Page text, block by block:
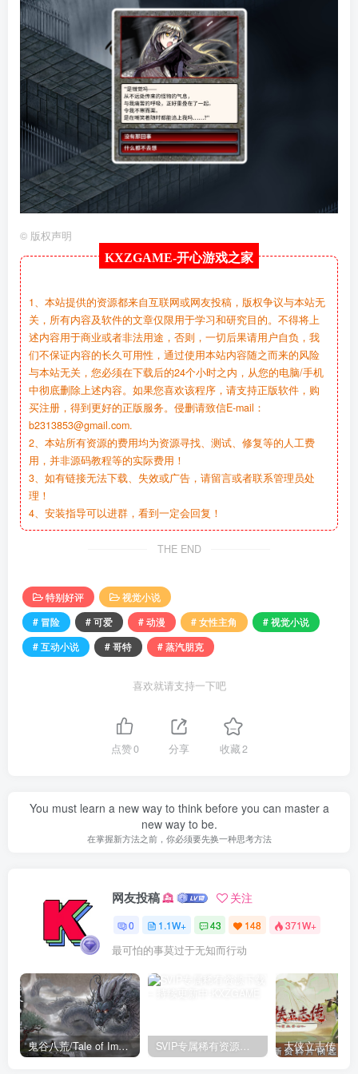
© 版权声明
KXZGAME-开心游戏之家
1、本站提供的资源都来自互联网或网友投稿，版权争议与本站无
关，所有内容及软件的文章仅限用于学习和研究目的。不得将上
述内容用于商业或者非法用途，否则，一切后果请用户自负，我
们不保证内容的长久可用性，通过使用本站内容随之而来的风险
与本站无关，您必须在下载后的24个小时之内，从您的电脑/手机
中彻底删除上述内容。如果您喜欢该程序，请支持正版软件，购
买注册，得到更好的正版服务。侵删请致信E-mail：
b2313853@gmail.com.
2、本站所有资源的费用均为资源寻找、测试、修复等的人工费
用，并非源码教程等的实际费用！
3、如有链接无法下载、失效或广告，请留言或者联系管理员处
理！
4、安装指导可以进群，看到一定会回复！
THE END
特别好评
视觉小说
# 冒险
# 可爱 # 动漫 # 女性主角
# 视觉小说
# 互动小说
# 哥特 # 蒸汽朋克
喜欢就请支持一下吧
点赞0 分享 收藏2
You must learn a new way to think before you can master a
new way to be.
在掌握新方法之前，你必须要先换一种思考方法
网友投稿 关注
0 1.1W+ 43 148 371W+
最可怕的事莫过于无知而行动
鬼谷八荒/Tale of Immortal v1.2.105.259|角色扮演|容量27.4GB|免安装绿色中文版 SVIP专属稀有资源下载 – 持续更新中